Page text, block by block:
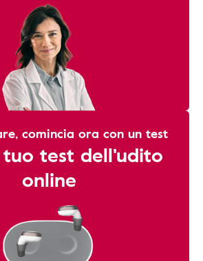
comincia ora con un test
test dell'udito
online